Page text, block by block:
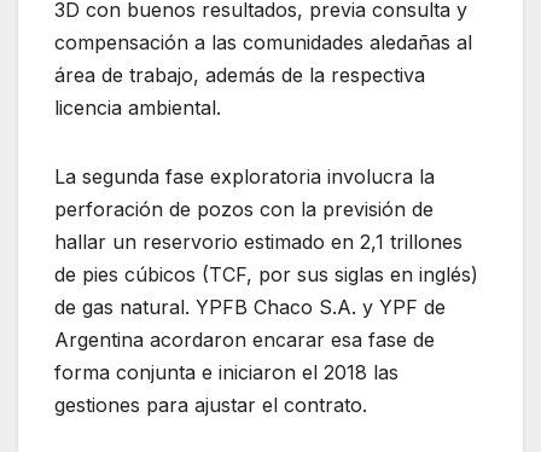
3D con buenos resultados, previa consulta y
compensación a las comunidades aledañas al
área de trabajo, además de la respectiva
licencia ambiental.
La segunda fase exploratoria involucra la
perforación de pozos con la previsión de
hallar un reservorio estimado en 2,1 trillones
de pies cúbicos (TCF, por sus siglas en inglés)
de gas natural. YPFB Chaco S.A. y YPF de
Argentina acordaron encarar esa fase de
forma conjunta e iniciaron el 2018 las
gestiones para ajustar el contrato.